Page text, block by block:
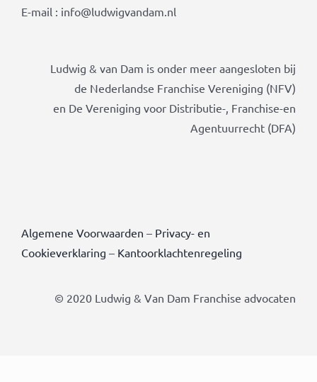
E-mail : info@ludwigvandam.nl
Ludwig & van Dam is onder meer aangesloten bij
de Nederlandse Franchise Vereniging (NFV)
en De Vereniging voor Distributie-, Franchise-en
Agentuurrecht (DFA)
Algemene Voorwaarden – Privacy- en
Cookieverklaring – Kantoorklachtenregeling
© 2020 Ludwig & Van Dam Franchise advocaten